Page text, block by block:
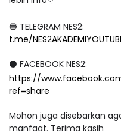
🔵 TELEGRAM NES2:
t.me/
⚫ FACEBOOK NES2:
https://
ref=share
Mohon juga disebarkan
manfaat. Terima kasih